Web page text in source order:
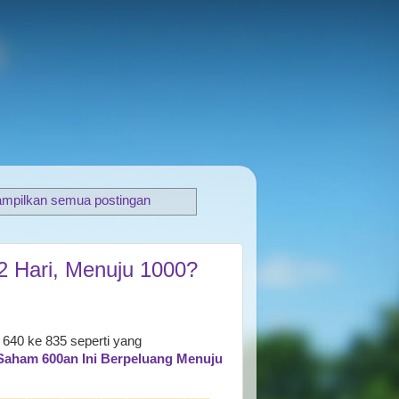
semua postingan
Hari, Menuju 1000?
ke 835 seperti yang
600an Ini Berpeluang Menuju